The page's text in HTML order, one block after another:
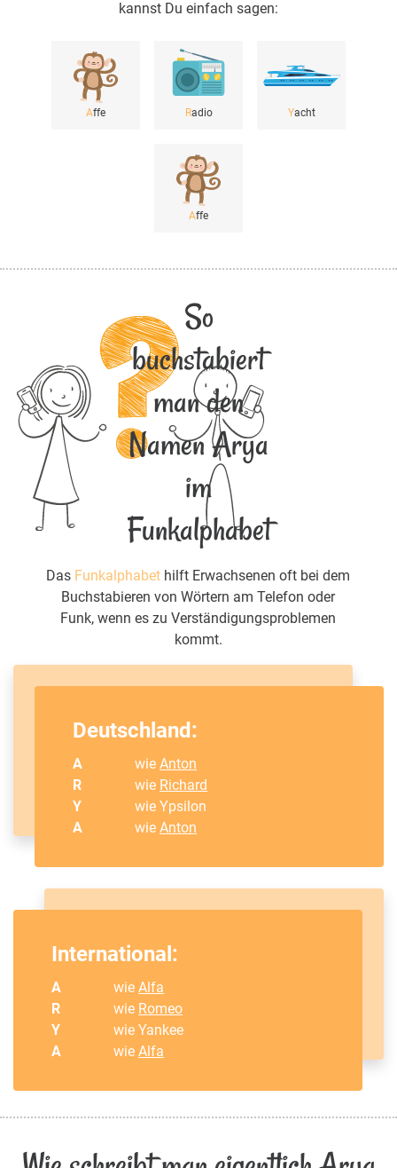
kannst Du einfach sagen:
Affe Radio Yacht
Affe
So
buchstabiert
man den
Namen Arya
im
Funkalphabet
Das Funkalphabet hilft Erwachsenen oft bei dem
Buchstabieren von Wörtern am Telefon oder
Funk, wenn es zu Verständigungsproblemen
kommt.
Deutschland:
A wieAnton
R
wie Richard
Y
wie Ypsilon
A
wieAnton
International:
A wieAlfa
R
wie Romeo
Y
wie Yankee
A
wieAlfa